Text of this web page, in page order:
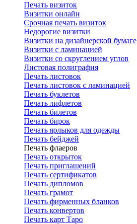
Печать визиток
Визитки онлайн
Срочная печать визиток
Недорогие визитки
Визитки на дизайнерской бумаге
Визитки с ламинацией
Визитки со скруглением углов
Листовая полиграфия
Печать листовок
Печать листовок с ламинацией
Печать буклетов
Печать лифлетов
Печать билетов
Печать бирок
Печать ярлыков для одежды
Печать бейджей
Печать флаеров
Печать открыток
Печать приглашений
Печать сертификатов
Печать дипломов
Печать грамот
Печать фирменных бланков
Печать конвертов
Печать карт Таро